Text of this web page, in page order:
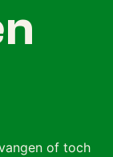
of toch